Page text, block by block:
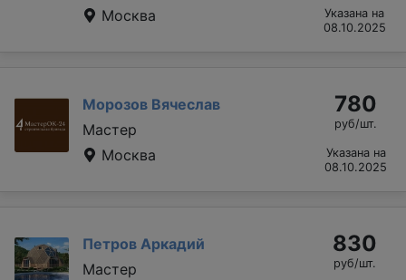
Москва
Указана на
08.10.2025
Морозов Вячеслав
Мастер
Москва
780
руб/шт.
Указана на
08.10.2025
Петров Аркадий
Мастер
830
руб/шт.